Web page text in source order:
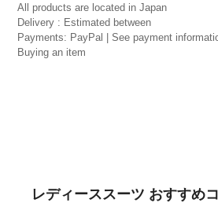
All products are located in Japan
Delivery : Estimated between
Payments: PayPal | See payment
Buying an item
レディーススーツ おすすめ